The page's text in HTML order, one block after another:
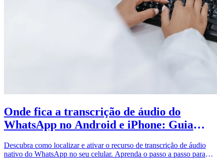
Onde fica a transcrição de áudio do
WhatsApp no Android e iPhone: Guia
Descubra como localizar e ativar o recurso de transcrição de áudio
nativo do WhatsApp no seu celular. Aprenda o passo a passo para